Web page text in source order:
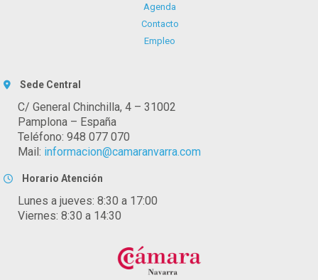
Agenda
Contacto
Empleo
Sede Central
C/ General Chinchilla, 4 – 31002
Pamplona – España
Teléfono: 948 077 070
Mail: informacion@camaranvarra.com
Horario Atención
Lunes a jueves: 8:30 a 17:00
Viernes: 8:30 a 14:30